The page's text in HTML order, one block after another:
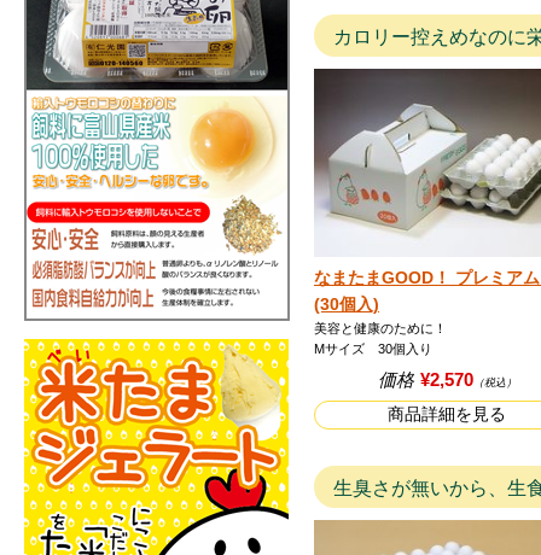
カロリー控えめなのに
なまたまGOOD！ プレミ
(30個入)
美容と健康のために！
Mサイズ 30個入り
価格 ¥2,570（税込）
商品詳細を見る
生臭さが無いから、生